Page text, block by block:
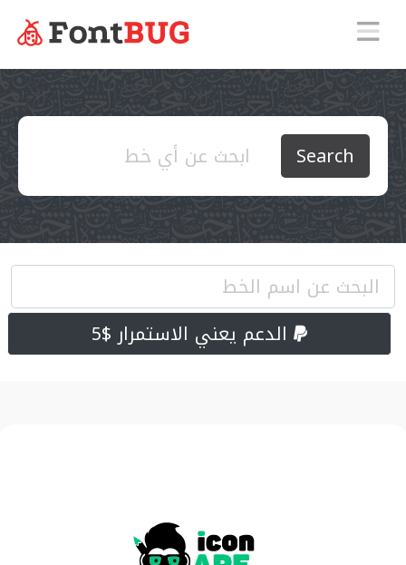
Search
الدعم يعني الاستمرار $5